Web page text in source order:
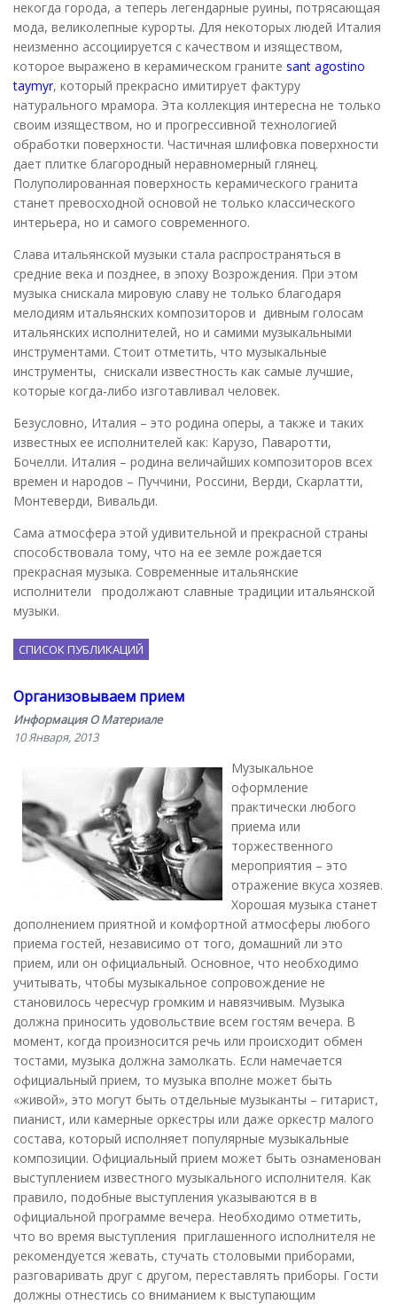
некогда города, а теперь легендарные руины, потрясающая
мода, великолепные курорты. Для некоторых людей Италия
неизменно ассоциируется с качеством и изяществом,
которое выражено в керамическом граните sant agostino
taymyr, который прекрасно имитирует фактуру
натурального мрамора. Эта коллекция интересна не только
своим изяществом, но и прогрессивной технологией
обработки поверхности. Частичная шлифовка поверхности
дает плитке благородный неравномерный глянец.
Полуполированная поверхность керамического гранита
станет превосходной основой не только классического
интерьера, но и самого современного.
Слава итальянской музыки стала распространяться в
средние века и позднее, в эпоху Возрождения. При этом
музыка снискала мировую славу не только благодаря
мелодиям итальянских композиторов и дивным голосам
итальянских исполнителей, но и самими музыкальными
инструментами. Стоит отметить, что музыкальные
инструменты, снискали известность как самые лучшие,
которые когда-либо изготавливал человек.
Безусловно, Италия – это родина оперы, а также и таких
известных ее исполнителей как: Карузо, Паваротти,
Бочелли. Италия – родина величайших композиторов всех
времен и народов – Пуччини, Россини, Верди, Скарлатти,
Монтеверди, Вивальди.
Сама атмосфера этой удивительной и прекрасной страны
способствовала тому, что на ее земле рождается
прекрасная музыка. Современные итальянские
исполнители продолжают славные традиции итальянской
музыки.
СПИСОК ПУБЛИКАЦИЙ
Организовываем прием
Информация О Материале
10 Января, 2013
Музыкальное
оформление
практически любого
приема или
торжественного
мероприятия – это
отражение вкуса хозяев.
Хорошая музыка станет
дополнением приятной и комфортной атмосферы любого
приема гостей, независимо от того, домашний ли это
прием, или он официальный. Основное, что необходимо
учитывать, чтобы музыкальное сопровождение не
становилось чересчур громким и навязчивым. Музыка
должна приносить удовольствие всем гостям вечера. В
момент, когда произносится речь или происходит обмен
тостами, музыка должна замолкать. Если намечается
официальный прием, то музыка вполне может быть
«живой», это могут быть отдельные музыканты – гитарист,
пианист, или камерные оркестры или даже оркестр малого
состава, который исполняет популярные музыкальные
композиции. Официальный прием может быть ознаменован
выступлением известного музыкального исполнителя. Как
правило, подобные выступления указываются в в
официальной программе вечера. Необходимо отметить,
что во время выступления приглашенного исполнителя не
рекомендуется жевать, стучать столовыми приборами,
разговаривать друг с другом, переставлять приборы. Гости
должны отнестись со вниманием к выступающим